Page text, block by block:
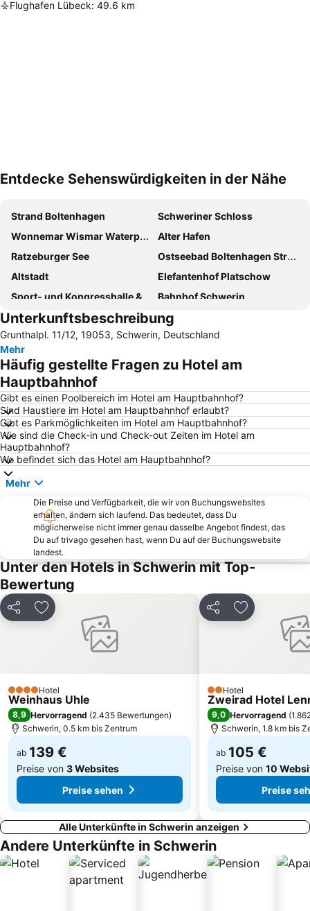
Flughafen Lübeck: 49.6 km
Entdecke Sehenswürdigkeiten in der Nähe
Strand Boltenhagen
Schweriner Schloss
Wonnemar Wismar Waterpark and Spa
Alter Hafen
Ratzeburger See
Ostseebad Boltenhagen Strandklinik
Altstadt
Elefantenhof Platschow
Sport- und Kongresshalle & Freilichtbühne
Bahnhof Schwerin
Timmendorf - Poel
Zippendorf
Kirchdorf
Altstadt
Skandinavienkai
Schwerin Zippendorfer Strand
Wismar West
Biosphärenreservat Schaalsee
Wendorf
Schlutup
Lankow
Redewisch
St. Georgen
Krebsförden
Schweriner Weihnachtsmarkt
Landgestüt
Redentin
Boltenhäger Seebrücke
Pfaffenteich
Alter Schwede
Mueß
Schweriner Zoo
Passat
Wismar Nord
Kurpark Boltenhagen
Hinter Wendorf
Wismar Süd
Ruderhaus
Vier Linden
Weihnachtsmarkt Wismar
Burg Neustadt-Glewe
Unterkunftsbeschreibung
Grunthalpl. 11/12, 19053, Schwerin, Deutschland
Mehr
Häufig gestellte Fragen zu Hotel am
Hauptbahnhof
Gibt es einen Poolbereich im Hotel am Hauptbahnhof?
Sind Haustiere im Hotel am Hauptbahnhof erlaubt?
Gibt es Parkmöglichkeiten im Hotel am Hauptbahnhof?
Wie sind die Check-in und Check-out Zeiten im Hotel am
Hauptbahnhof?
Wo befindet sich das Hotel am Hauptbahnhof?
Mehr
Die Preise und Verfügbarkeit, die wir von Buchungswebsites
erhalten, ändern sich laufend. Das bedeutet, dass Du
möglicherweise nicht immer genau dasselbe Angebot findest, das
Du auf trivago gesehen hast, wenn Du auf der Buchungswebsite
landest.
Unter den Hotels in Schwerin mit Top-
Bewertung
Teilen Zu Favoriten hinzufügen
4 SterneHotel
Weinhaus Uhle
8,9 Hervorragend (2.435 Bewertungen)
Schwerin, 0.5 km bis Zentrum
ab 139 €
Preise von 3 Websites
Preise sehen
Teilen Zu Favoriten
2 Sterne
Hotel
Zweirad Hotel
9,0 Hervorragend (
Schwerin, 1.8 km bis
ab 105 €
Preise von 10
Preise
Alle Unterkünfte in Schwerin anzeigen
Andere Unterkünfte in Schwerin